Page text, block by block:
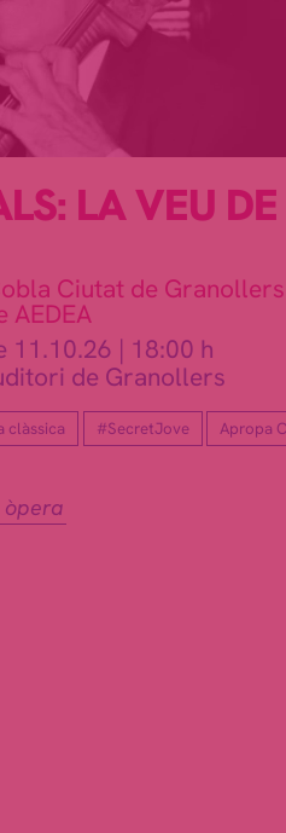
LA VEU
Ciutat de
AEDEA
11.10.26 | 18:00 h
de Granollers
clàssica #SecretJove Apropa